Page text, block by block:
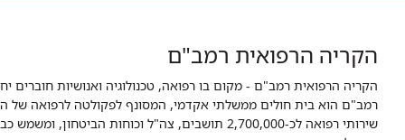
הקריה הרפואית רמב"ם
הקריה הרפואית רמב"ם - מקום בו רפואה, טכנולוגיה ואנושיות חוברים